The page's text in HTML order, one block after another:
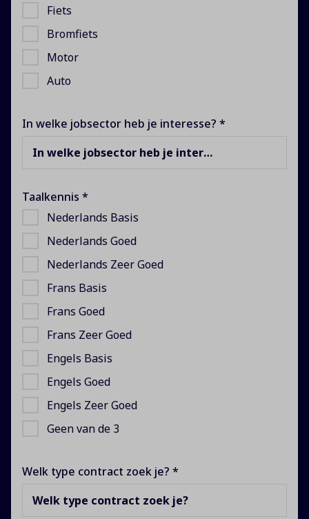
Fiets
Bromfiets
Motor
Auto
In welke jobsector heb je interesse? *
In welke jobsector heb je interesse?
Taalkennis *
Nederlands Basis
Nederlands Goed
Nederlands Zeer Goed
Frans Basis
Frans Goed
Frans Zeer Goed
Engels Basis
Engels Goed
Engels Zeer Goed
Geen van de 3
Welk type contract zoek je? *
Welk type contract zoek je?